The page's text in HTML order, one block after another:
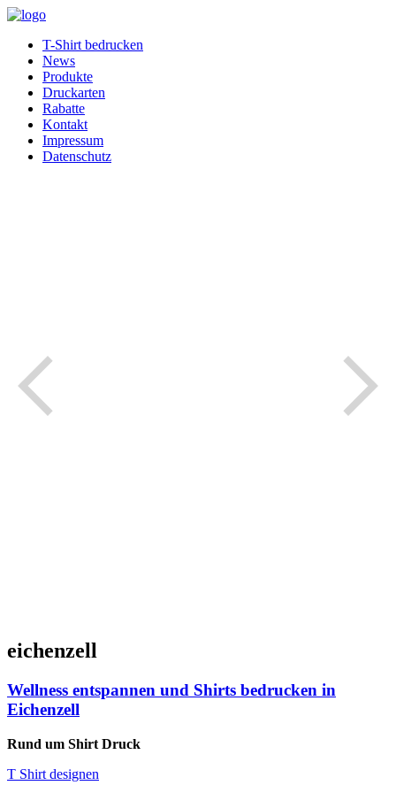
T-Shirt bedrucken
News
Produkte
Druckarten
Rabatte
Kontakt
Impressum
Datenschutz
eichenzell
Wellness entspannen und Shirts bedrucken in
Eichenzell
Rund um Shirt Druck
T Shirt designen